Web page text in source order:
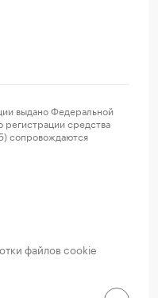
выдано Федеральной
средства
сопровождаются
файлов cookie